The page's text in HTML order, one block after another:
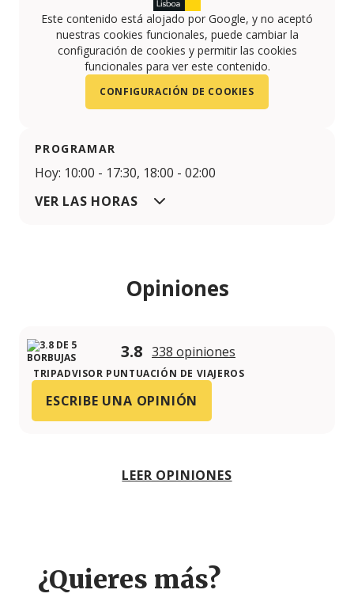
Este contenido está alojado por Google, y no aceptó
nuestras cookies funcionales, puede cambiar la
configuración de cookies y permitir las cookies
funcionales para ver este contenido.
CONFIGURACIÓN DE COOKIES
PROGRAMAR
Hoy: 10:00 - 17:30, 18:00 - 02:00
VER LAS HORAS
Opiniones
3.8 338 opiniones
TRIPADVISOR PUNTUACIÓN DE VIAJEROS
ESCRIBE UNA OPINIÓN
LEER OPINIONES
¿Quieres más?